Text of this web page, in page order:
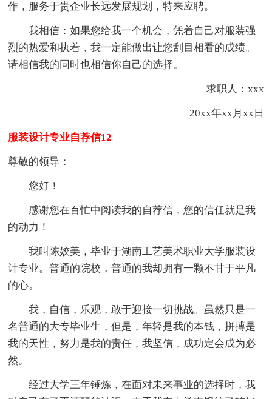
作，服务于贵企业长远发展规划，特来应聘。
我相信：如果您给我一个机会，凭着自己对服装强
烈的热爱和执着，我一定能做出让您刮目相看的成绩。
请相信我的同时也相信你自己的选择。
求职人：xxx
20xx年xx月xx日
服装设计专业自荐信12
尊敬的领导：
您好！
感谢您在百忙中阅读我的自荐信，您的信任就是我
的动力！
我叫陈姣美，毕业于湖南工艺美术职业大学服装设
计专业。普通的院校，普通的我却拥有一颗不甘于平凡
的心。
我，自信，乐观，敢于迎接一切挑战。虽然只是一
名普通的大专毕业生，但是，年轻是我的本钱，拼搏是
我的天性，努力是我的责任，我坚信，成功定会成为必
然。
经过大学三年锤炼，在面对未来事业的选择时，我